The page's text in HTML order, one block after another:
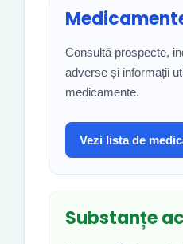
Consultă prospecte,
adverse și informații
medicamente.
Vezi lista de
Substanțe